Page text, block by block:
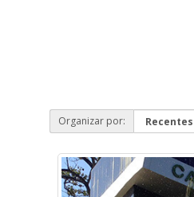
Organizar por: